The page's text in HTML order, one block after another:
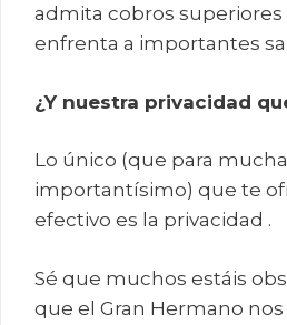
admita cobros superiores
enfrenta a importantes
¿Y nuestra privacidad
Lo único (que para
importantísimo) que te
efectivo es la privacidad .
Sé que muchos estáis
que el Gran Hermano